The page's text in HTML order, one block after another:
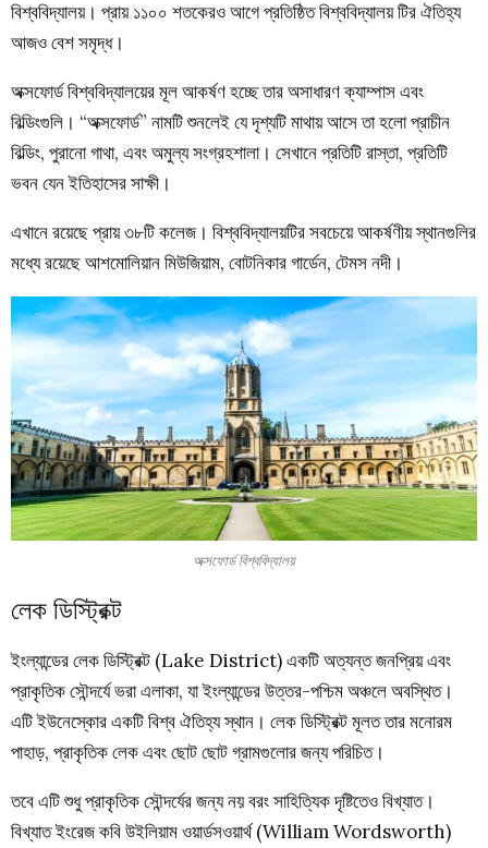
বিশ্ববিদ্যালয়। প্রায় ১১০০ শতকেরও আগে প্রতিষ্ঠিত বিশ্ববিদ্যালয় টির ঐতিহ্য
আজও বেশ সমৃদ্ধ।
অক্সফোর্ড বিশ্ববিদ্যালয়ের মূল আকর্ষণ হচ্ছে তার অসাধারণ ক্যাম্পাস এবং
বিল্ডিংগুলি। “অক্সফোর্ড” নামটি শুনলেই যে দৃশ্যটি মাথায় আসে তা হলো প্রাচীন
বিল্ডিং, পুরানো গাথা, এবং অমুল্য সংগ্রহশালা। সেখানে প্রতিটি রাস্তা, প্রতিটি
ভবন যেন ইতিহাসের সাক্ষী।
এখানে রয়েছে প্রায় ৩৮টি কলেজ। বিশ্ববিদ্যালয়টির সবচেয়ে আকর্ষণীয় স্থানগুলির
মধ্যে রয়েছে আশমোলিয়ান মিউজিয়াম, বোটনিকার গার্ডেন, টেমস নদী।
অক্সফোর্ড বিশ্ববিদ্যালয়
লেক ডিস্ট্রিক্ট
ইংল্যান্ডের লেক ডিস্ট্রিক্ট (Lake District) একটি অত্যন্ত জনপ্রিয় এবং
প্রাকৃতিক সৌন্দর্যে ভরা এলাকা, যা ইংল্যান্ডের উত্তর-পশ্চিম অঞ্চলে অবস্থিত।
এটি ইউনেস্কোর একটি বিশ্ব ঐতিহ্য স্থান। লেক ডিস্ট্রিক্ট মূলত তার মনোরম
পাহাড়, প্রাকৃতিক লেক এবং ছোট ছোট গ্রামগুলোর জন্য পরিচিত।
তবে এটি শুধু প্রাকৃতিক সৌন্দর্যের জন্য নয় বরং সাহিত্যিক দৃষ্টিতেও বিখ্যাত।
বিখ্যাত ইংরেজ কবি উইলিয়াম ওয়ার্ডসওয়ার্থ (William Wordsworth)